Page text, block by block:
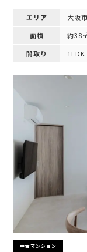
エリア
大阪
面積
約38
間取り
1LDK
中古マンション